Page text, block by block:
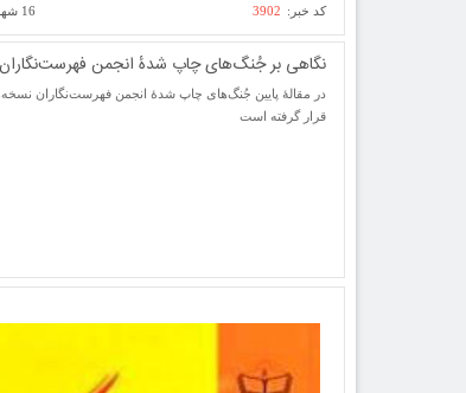
کد خبر: 3902 16 شهریور 1392 ساعت [ 6:57 ]
نگاهی بر جُنگ‌های چاپ شدهٔ انجمن
در مقالهٔ پایین جُنگ‌های چاپ شدهٔ انجمن فهرست‌نگاران
قرار گرفته است